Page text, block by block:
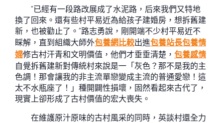
“已經有一段路改展成了水泥路，后來我們又特地
換了回來。還有些村平易近為給孩子建婚房，想拆舊建
新，也被勸止了。”路志勇說，剛開端不少村平易近不
睬解，直到組織大師外包養網比較出進包養站長包養情
婦修古村汗青和文明價值，他們才垂垂清楚， 包養感情
自覺拆舊建新對傳統村來說是一「灰色？那不是我的主
色調！那會讓我的非主流單戀變成主流的普通愛戀！這
太不水瓶座了！」種開闢性損壞，固然看起來古代了，
現實上卻形成了古村價值的宏大喪失。
在維護原汁原味的古村風采的同時，英談村還全力